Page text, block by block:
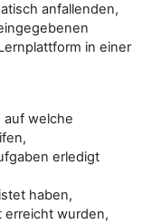
anfallenden,
in einer
auf welche
erledigt
haben,
erreicht wurden,